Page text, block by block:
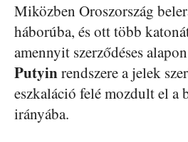
Miközben Oroszország
háborúba, és ott több
amennyit szerződéses
Putyinrendszere a jelek
eszkaláció felé mozdult el a
irányába.